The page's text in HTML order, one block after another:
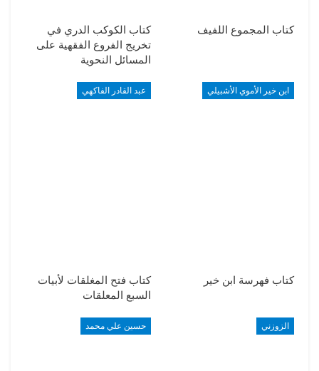
كتاب المجموع اللفيف
كتاب الكوكب الدري في
تخريج الفروع الفقهية على
المسائل النحوية
ابن خير الأموي الأشبيلي
كتاب فهرسة ابن خير
عبد القادر الفاكهي
كتاب فتح المغلقات لأبيات
السبع المعلقات
الزوزني حسين علي محمد